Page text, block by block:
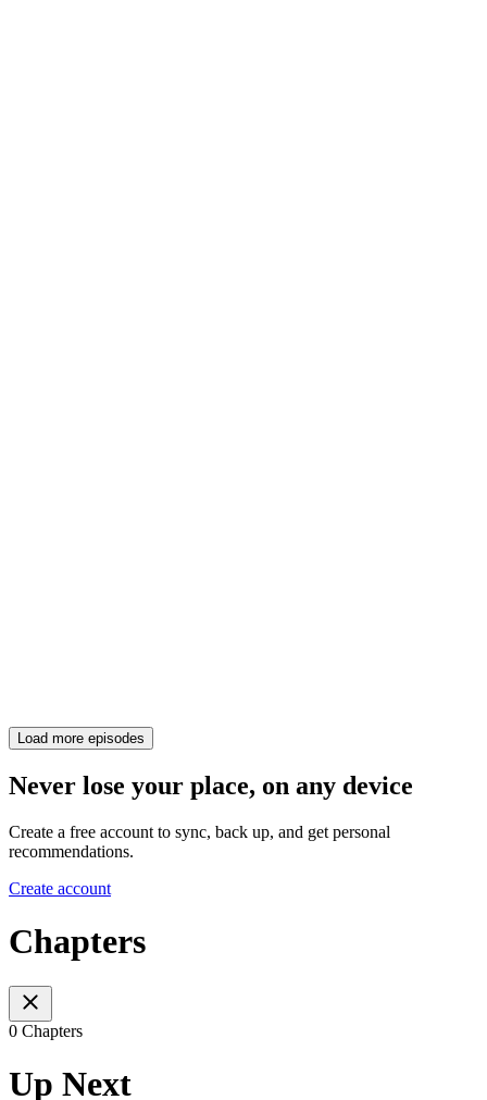
Load more episodes
Never lose your place, on any device
Create a free account to sync, back up, and get personal
recommendations.
Create account
Chapters
0 Chapters
Up Next